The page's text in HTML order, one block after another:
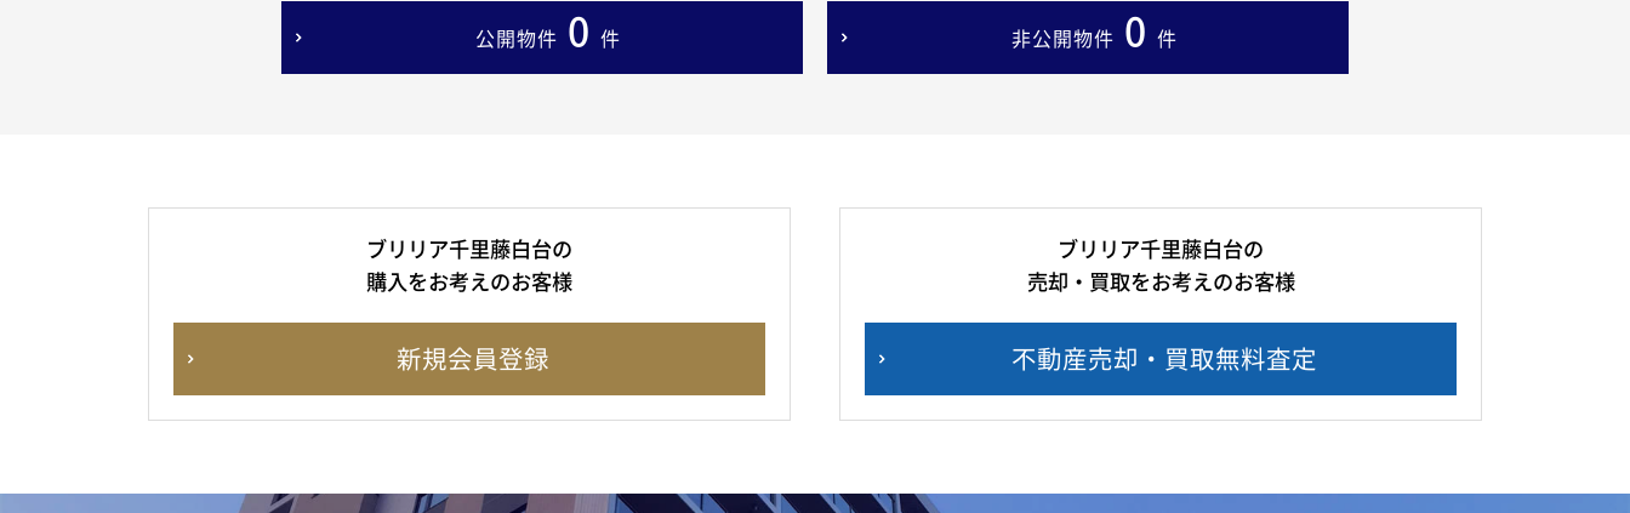
公開物件 0 件 非公開物件 0 件
ブリリア千里藤白台の
購入をお考えのお客様
新規会員登録
ブリリア千里藤白台の
売却・買取をお考えのお客様
不動産売却・買取無料査定